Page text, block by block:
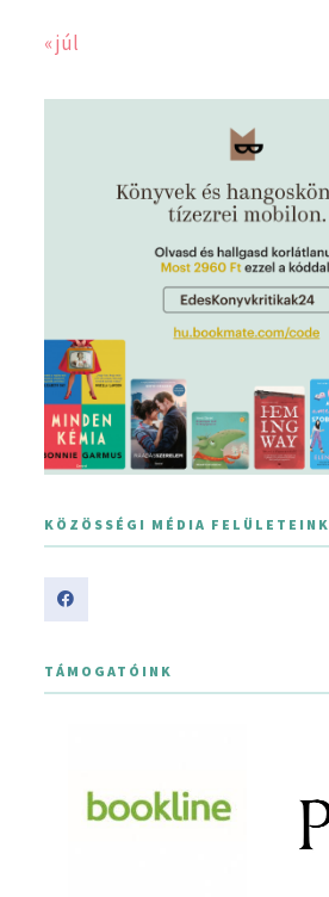
« júl
KÖZÖSSÉGI MÉDIA FELÜLETEINK
TÁMOGATÓINK